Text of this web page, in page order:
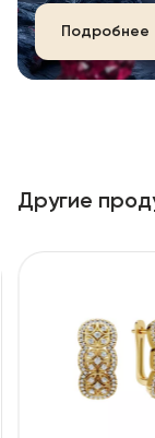
Подробнее
Другие